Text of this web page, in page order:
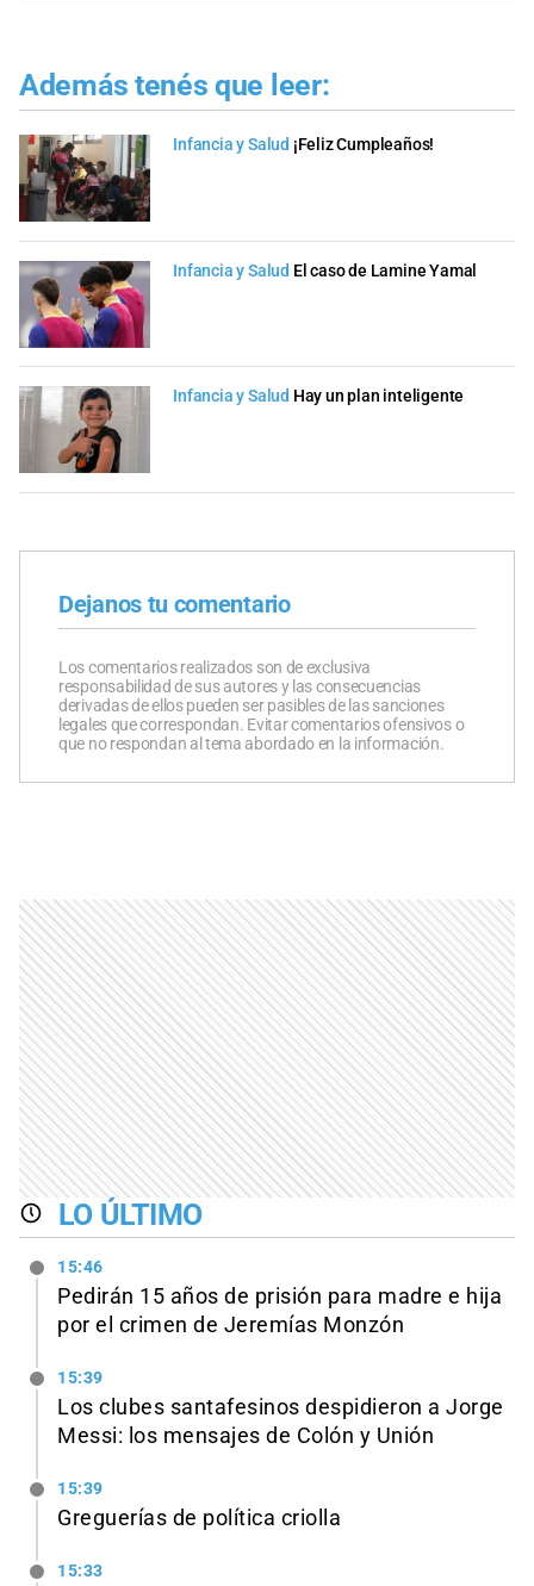
Además tenés que leer:
Infancia y Salud ¡Feliz Cumpleaños!
Infancia y Salud El caso de Lamine Yamal
Infancia y Salud Hay un plan inteligente
Dejanos tu comentario
Los comentarios realizados son de exclusiva
responsabilidad de sus autores y las consecuencias
derivadas de ellos pueden ser pasibles de las sanciones
legales que correspondan. Evitar comentarios ofensivos o
que no respondan al tema abordado en la información.
LO ÚLTIMO
15:46
Pedirán 15 años de prisión para madre e hija
por el crimen de Jeremías Monzón
15:39
Los clubes santafesinos despidieron a Jorge
Messi: los mensajes de Colón y Unión
15:39
Greguerías de política criolla
15:33